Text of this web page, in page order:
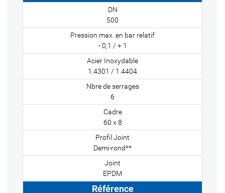
500
- 0,1 / + 1
1.4301 / 1.4404
6
60 x 8
Demi-rond**
EPDM